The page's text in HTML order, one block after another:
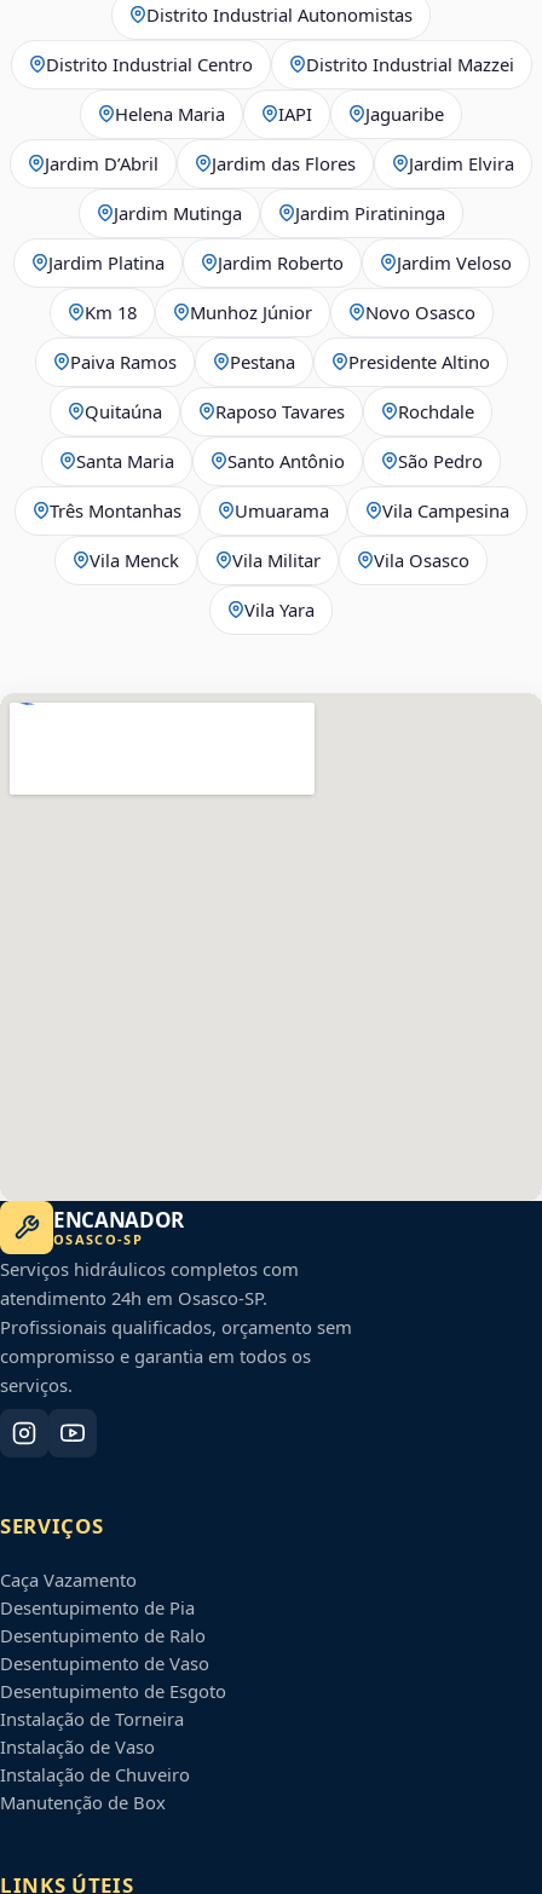
Distrito Industrial Autonomistas
Distrito Industrial Centro Distrito Industrial Mazzei
Helena Maria IAPI Jaguaribe
Jardim D’Abril Jardim das Flores Jardim Elvira
Jardim Mutinga Jardim Piratininga
Jardim Platina Jardim Roberto Jardim Veloso
Km 18 Munhoz Júnior Novo Osasco
Paiva Ramos Pestana Presidente Altino
Quitaúna Raposo Tavares Rochdale
Santa Maria Santo Antônio São Pedro
Três Montanhas Umuarama Vila Campesina
Vila Menck Vila Militar Vila Osasco
Vila Yara
ENCANADOR
OSASCO-SP
Serviços hidráulicos completos com
atendimento 24h em Osasco-SP.
Profissionais qualificados, orçamento sem
compromisso e garantia em todos os
serviços.
SERVIÇOS
Caça Vazamento
Desentupimento de Pia
Desentupimento de Ralo
Desentupimento de Vaso
Desentupimento de Esgoto
Instalação de Torneira
Instalação de Vaso
Instalação de Chuveiro
Manutenção de Box
LINKS ÚTEIS